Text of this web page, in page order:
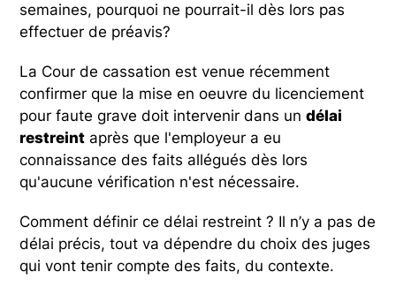
semaines, pourquoi ne pourrait-il dès lors pas
effectuer de préavis?
La Cour de cassation est venue récemment
confirmer que la mise en oeuvre du licenciement
pour faute grave doit intervenir dans undélai
restreint après que l'employeur a eu
connaissance des faits allégués dès lors
qu'aucune vérification n'est nécessaire.
Comment définir ce délai restreint ? Il n’y a pas de
délai précis, tout va dépendre du choix des juges
qui vont tenir compte des faits, du contexte.